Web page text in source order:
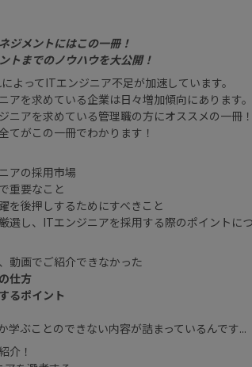
ジメントにはこの一冊！
トまでのノウハウを大公開！
よってITエンジニア不足が加速しています。
アを求めている企業は日々増加傾向にあります。
ニアを求めている管理職の方にオススメの一冊！
てがこの一冊でわかります！
アの採用市場
重要なこと
を後押しするためにすべきこと
選し、ITエンジニアを採用する際のポイントに
動画でご紹介できなかった
仕方
るポイント
学ぶことのできない内容が詰まっているんです...
介！